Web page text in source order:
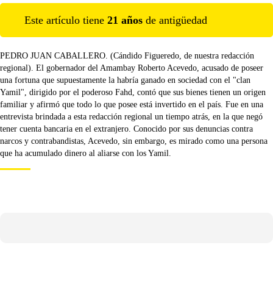
Este artículo tiene 21 años de antigüedad
PEDRO JUAN CABALLERO. (Cándido Figueredo, de nuestra redacción
regional). El gobernador del Amambay Roberto Acevedo, acusado de poseer
una fortuna que supuestamente la habría ganado en sociedad con el "clan
Yamil", dirigido por el poderoso Fahd, contó que sus bienes tienen un origen
familiar y afirmó que todo lo que posee está invertido en el país. Fue en una
entrevista brindada a esta redacción regional un tiempo atrás, en la que negó
tener cuenta bancaria en el extranjero. Conocido por sus denuncias contra
narcos y contrabandistas, Acevedo, sin embargo, es mirado como una persona
que ha acumulado dinero al aliarse con los Yamil.